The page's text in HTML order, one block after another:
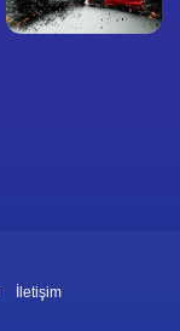
İletişim